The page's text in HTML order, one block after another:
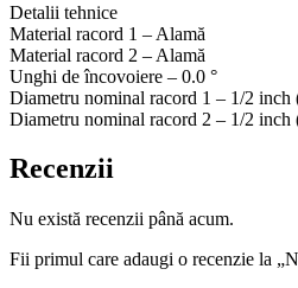
Detalii tehnice
Material racord 1 – Alamă
Material racord 2 – Alamă
Unghi de încovoiere – 0.0 °
Diametru nominal racord 1 – 1/2 inch
Diametru nominal racord 2 – 1/2 inch
Recenzii
Nu există recenzii până acum.
Fii primul care adaugi o recenzie la